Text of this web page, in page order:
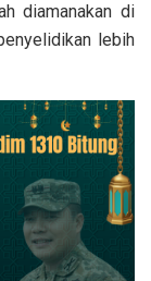
diamanakan di
lebih